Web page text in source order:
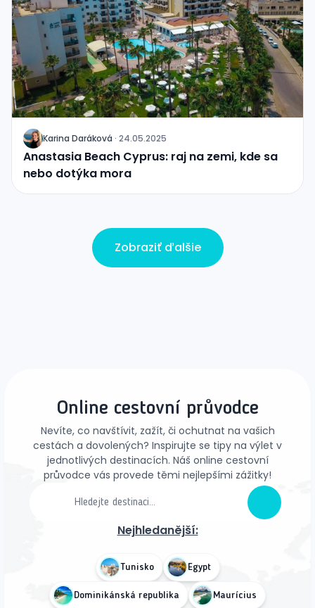
J Karina Daráková · 24.05.2025
Anastasia Beach Cyprus: raj na zemi, kde sa
nebo dotýka mora
Zobraziť ďalšie
Online cestovní průvodce
Nevíte, co navštívit, zažít, či ochutnat na vašich
cestách a dovolených? Inspirujte se tipy na výlet v
jednotlivých destinacích. Náš online cestovní
průvodce vás provede těmi nejlepšími zážitky!
Nejhledanější:
Tunisko Egypt
Dominikánská republika Maurícius